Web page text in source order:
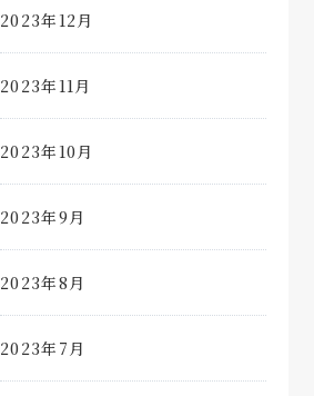
2023年12月
2023年11月
2023年10月
2023年9月
2023年8月
2023年7月